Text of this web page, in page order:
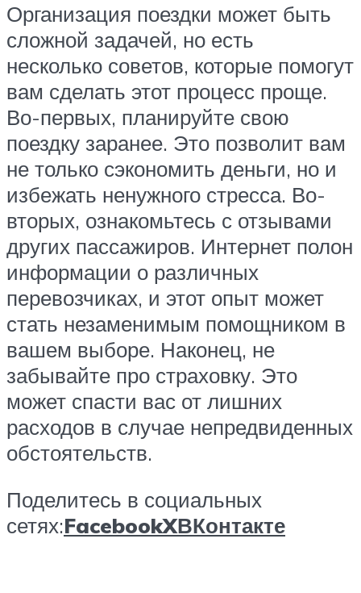
Организация поездки может быть
сложной задачей, но есть
несколько советов, которые помогут
вам сделать этот процесс проще.
Во-первых, планируйте свою
поездку заранее. Это позволит вам
не только сэкономить деньги, но и
избежать ненужного стресса. Во-
вторых, ознакомьтесь с отзывами
других пассажиров. Интернет полон
информации о различных
перевозчиках, и этот опыт может
стать незаменимым помощником в
вашем выборе. Наконец, не
забывайте про страховку. Это
может спасти вас от лишних
расходов в случае непредвиденных
обстоятельств.
Поделитесь в социальных
сетях:FacebookXВКонтакте